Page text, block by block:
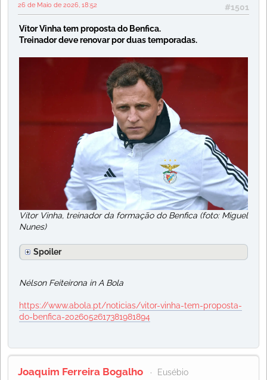
#1501
26 de Maio de 2026, 18:52
Vítor Vinha tem proposta do Benfica.
Treinador deve renovar por duas temporadas.
Vítor Vinha, treinador da formação do Benfica (foto: Miguel
Nunes)
Spoiler
Nélson Feiteirona in A Bola
https://www.abola.pt/noticias/vitor-vinha-tem-proposta-
do-benfica-2026052617381981894
Joaquim Ferreira Bogalho Eusébio